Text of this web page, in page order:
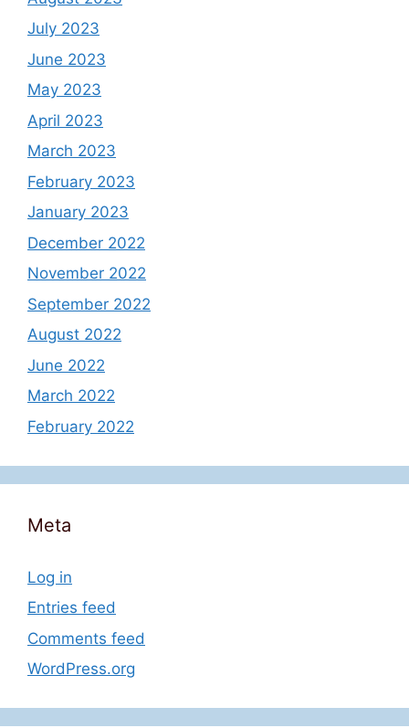
July 2023
June 2023
May 2023
April 2023
March 2023
February 2023
January 2023
December 2022
November 2022
September 2022
August 2022
June 2022
March 2022
February 2022
Meta
Log in
Entries feed
Comments feed
WordPress.org